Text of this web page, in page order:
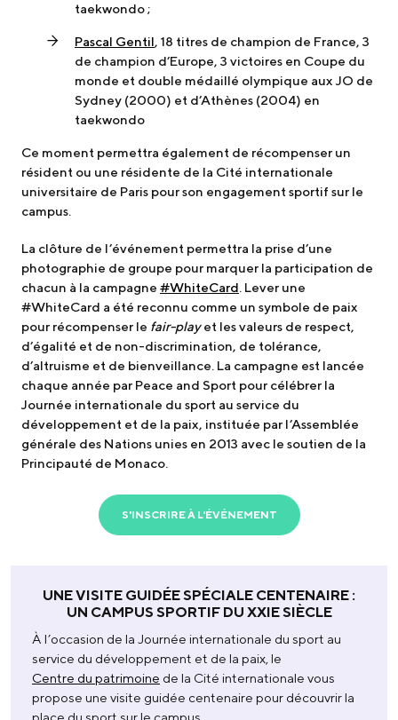
taekwondo ;
Pascal Gentil, 18 titres de champion de France, 3
de champion d’Europe, 3 victoires en Coupe du
monde et double médaillé olympique aux JO de
Sydney (2000) et d’Athènes (2004) en
taekwondo
Ce moment permettra également de récompenser un
résident ou une résidente de la Cité internationale
universitaire de Paris pour son engagement sportif sur le
campus.
La clôture de l’événement permettra la prise d’une
photographie de groupe pour marquer la participation de
chacun à la campagne #WhiteCard. Lever une
#WhiteCard a été reconnu comme un symbole de paix
pour récompenser le fair-playet les valeurs de respect,
d’égalité et de non-discrimination, de tolérance,
d’altruisme et de bienveillance. La campagne est lancée
chaque année par Peace and Sport pour célébrer la
Journée internationale du sport au service du
développement et de la paix, instituée par l’Assemblée
générale des Nations unies en 2013 avec le soutien de la
Principauté de Monaco.
S'INSCRIRE À L'ÉVÉNEMENT
UNE VISITE GUIDÉE SPÉCIALE CENTENAIRE :
UN CAMPUS SPORTIF DU XXIE SIÈCLE
À l’occasion de la Journée internationale du sport au
service du développement et de la paix, le
Centre du patrimoine de la Cité internationale vous
propose une visite guidée centenaire pour découvrir la
place du sport sur le campus.